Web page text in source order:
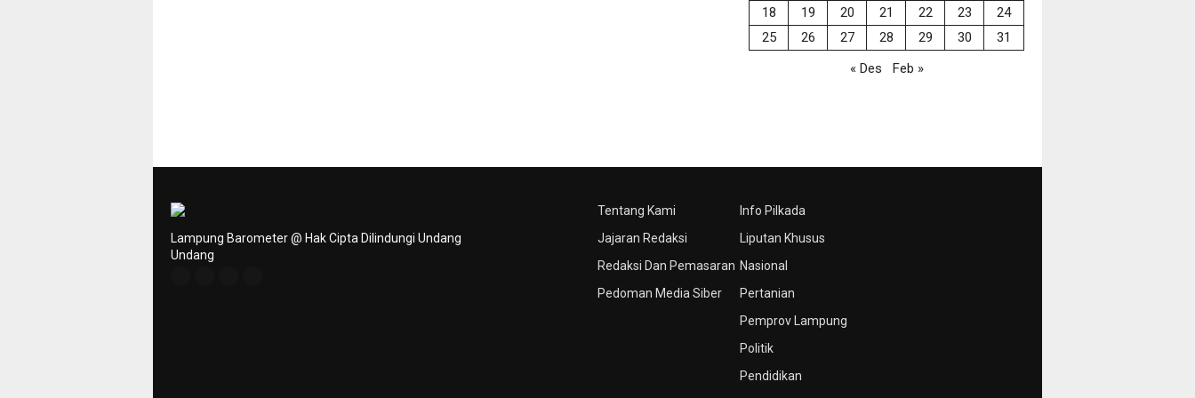
18
19 20 21 22 23
24
25
26 27 28 29 30
31
« Des
Feb »
Tentang Kami
Jajaran Redaksi
Redaksi Dan Pemasaran
Pedoman Media Siber
Info Pilkada
Liputan Khusus
Nasional
Pertanian
Pemprov Lampung
Politik
Pendidikan
Lampung Barometer @ Hak Cipta Dilindungi Undang
Undang